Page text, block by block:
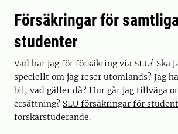
Försäkringar för
studenter
Vad har jag för försäkring via SLU? Ska
speciellt om jag reser utomlands? Jag
bil, vad gäller då? Hur går jag tillväga
ersättning? SLU försäkringar för
forskarstuderande.